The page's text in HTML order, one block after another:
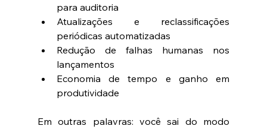
para auditoria
Atualizações e reclassificações
periódicas automatizadas
Redução de falhas humanas nos
lançamentos
Economia de tempo e ganho em
produtividade
Em outras palavras: você sai do modo